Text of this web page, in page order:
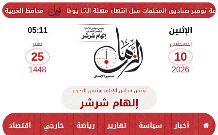
محافظ الغربية يتفقد حزمة من قبل انتهاء مهلة الـ15 يومًا
الإثنين
أغسطس
10
2026
05:11
صفر
25
1448
رئيس مجلس الإدارة ورئيس التحرير
إلهام شرشر
أخبار سياسة تقارير رياضة خارجي اقتصاد